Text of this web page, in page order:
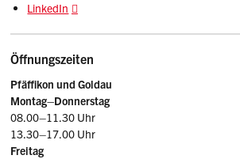
LinkedIn
Öffnungszeiten
Pfäffikon und Goldau
Montag–Donnerstag
08.00–11.30 Uhr
13.30–17.00 Uhr
Freitag